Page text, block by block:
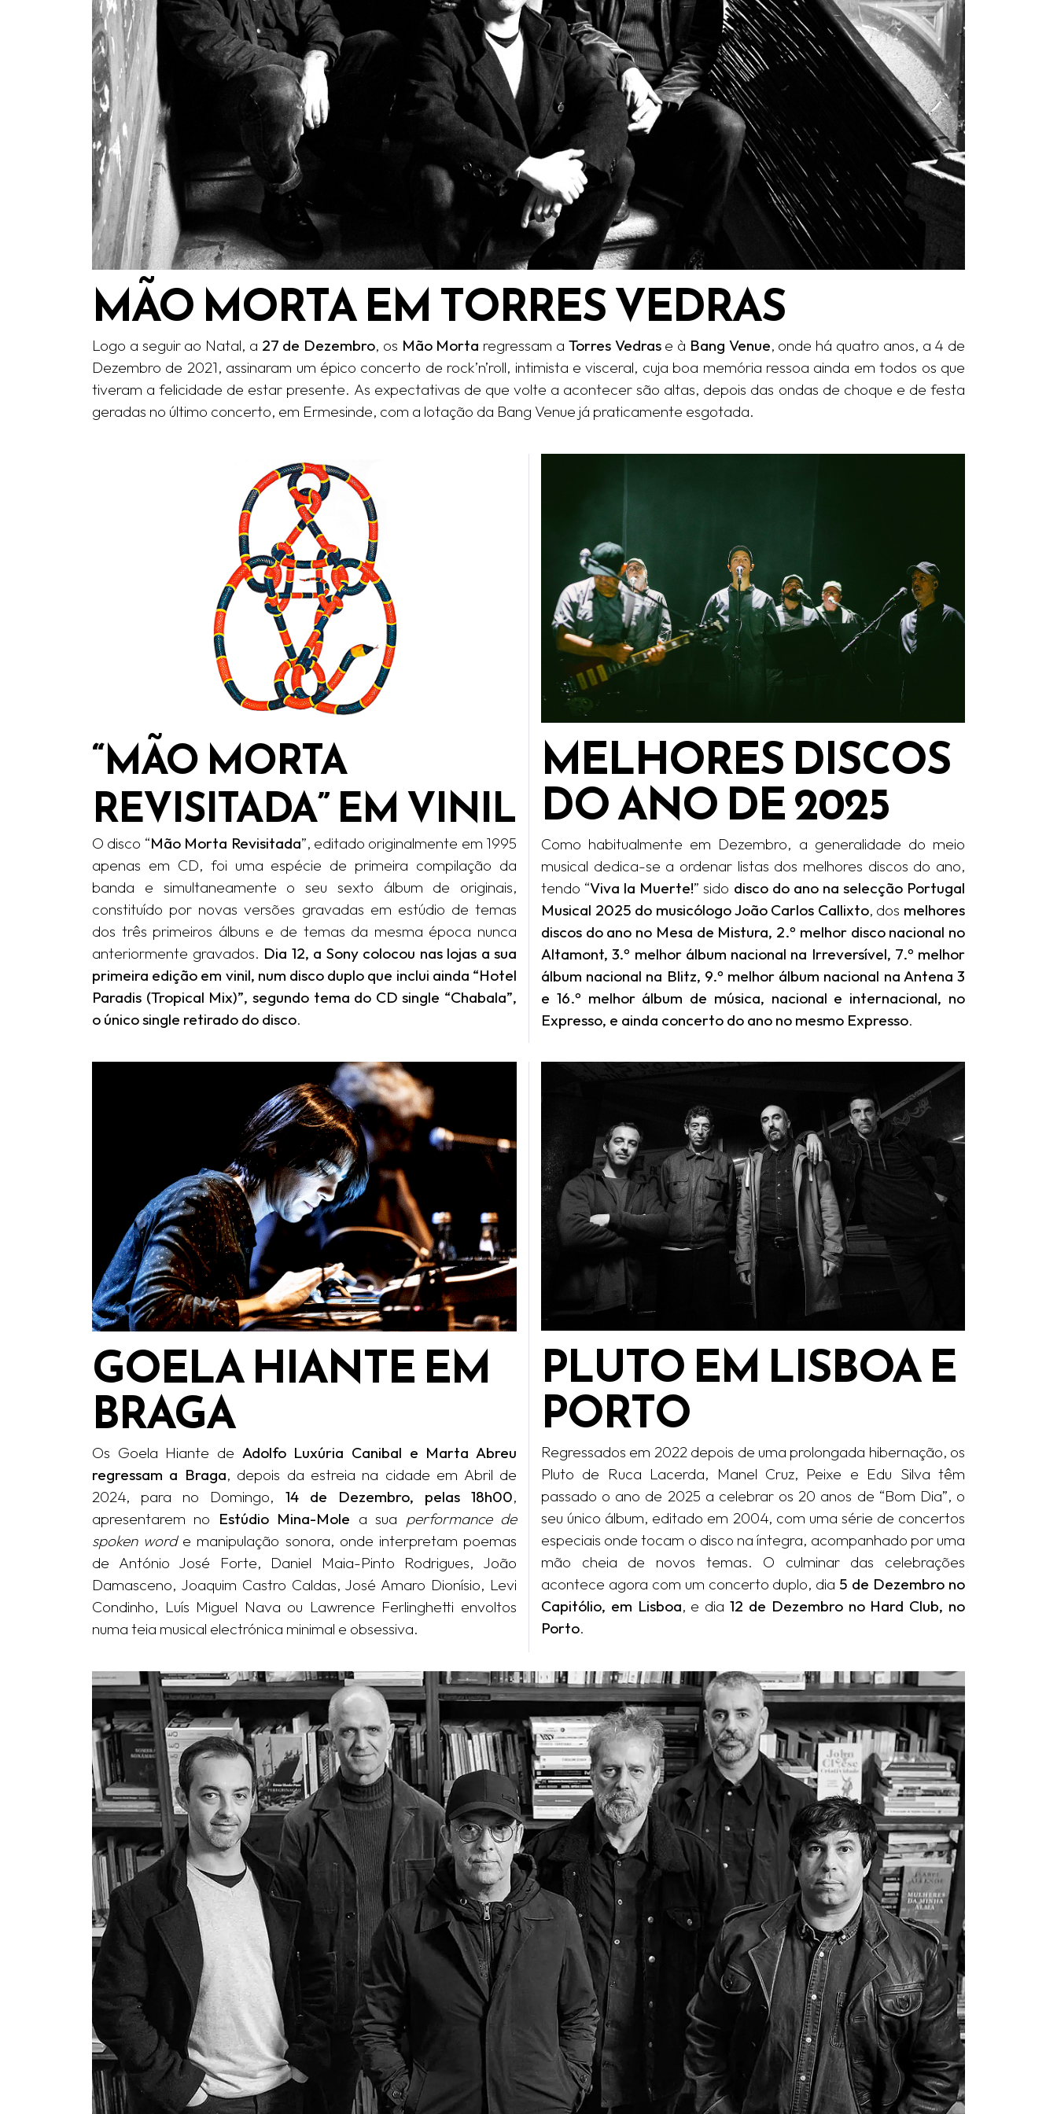
MÃO MORTA EM TORRES VEDRAS
Logo a seguir ao Natal, a 27 de Dezembro, os Mão Morta regressam a Torres Vedrase à Bang Venue, onde há quatro anos, a 4 de
Dezembro de 2021, assinaram um épico concerto de rock’n’roll, intimista e visceral, cuja boa memória ressoa ainda em todos os que
tiveram a felicidade de estar presente. As expectativas de que volte a acontecer são altas, depois das ondas de choque e de festa
geradas no último concerto, em Ermesinde, com a lotação da Bang Venue já praticamente esgotada.
“MÃO MORTA
REVISITADA” EM VINIL
O disco “Mão Morta Revisitada”, editado originalmente em 1995
apenas em CD, foi uma espécie de primeira compilação da
banda e simultaneamente o seu sexto álbum de originais,
constituído por novas versões gravadas em estúdio de temas
dos três primeiros álbuns e de temas da mesma época nunca
anteriormente gravados. Dia 12, a Sony colocou nas lojas a sua
primeira edição em vinil, num disco duplo que inclui ainda “Hotel
Paradis (Tropical Mix)”, segundo tema do CD single “Chabala”,
o único single retirado do disco.
MELHORES DISCOS
DO ANO DE 2025
Como habitualmente em Dezembro, a generalidade do meio
musical dedica-se a ordenar listas dos melhores discos do ano,
tendo “Viva la Muerte!” sido disco do ano na selecção Portugal
Musical 2025 do musicólogo João Carlos Callixto, dos melhores
discos do ano no Mesa de Mistura, 2.º melhor disco nacional no
Altamont, 3.º melhor álbum nacional na Irreversível, 7.º melhor
álbum nacional na Blitz, 9.º melhor álbum nacional na Antena 3
e 16.º melhor álbum de música, nacional e internacional, no
Expresso, e ainda concerto do ano no mesmo Expresso.
GOELA HIANTE EM
BRAGA
Os Goela Hiante de Adolfo Luxúria Canibal e Marta Abreu
regressam a Braga, depois da estreia na cidade em Abril de
2024, para no Domingo, 14 de Dezembro, pelas 18h00,
apresentarem no Estúdio Mina-Mole a sua performance de
spoken worde manipulação sonora, onde interpretam poemas
de António José Forte, Daniel Maia-Pinto Rodrigues, João
Damasceno, Joaquim Castro Caldas, José Amaro Dionísio, Levi
Condinho, Luís Miguel Nava ou Lawrence Ferlinghetti envoltos
numa teia musical electrónica minimal e obsessiva.
PLUTO EM LISBOA E
PORTO
Regressados em 2022 depois de uma prolongada hibernação, os
Pluto de Ruca Lacerda, Manel Cruz, Peixe e Edu Silva têm
passado o ano de 2025 a celebrar os 20 anos de “Bom Dia”, o
seu único álbum, editado em 2004, com uma série de concertos
especiais onde tocam o disco na íntegra, acompanhado por uma
mão cheia de novos temas. O culminar das celebrações
acontece agora com um concerto duplo, dia 5 de Dezembro no
Capitólio, em Lisboa, e dia12 de Dezembro no Hard Club, no
Porto.